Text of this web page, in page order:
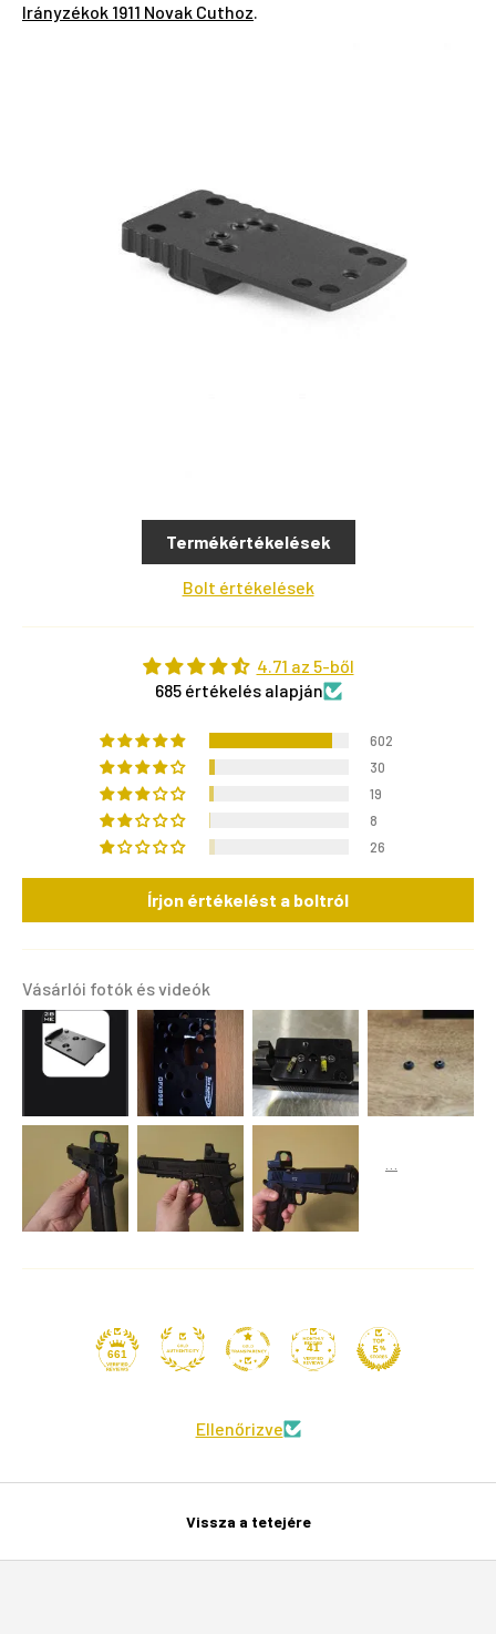
Irányzékok 1911 Novak Cuthoz.
Termékértékelések
Bolt értékelések
4.71 az 5-ből
685 értékelés alapján
602
30
19
8
26
Írjon értékelést a boltról
Vásárlói fotók és videók
661
41
Ellenőrizve
Vissza a tetejére